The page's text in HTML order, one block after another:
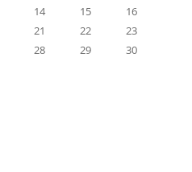
14 15
16
21 22
23
28 29
30